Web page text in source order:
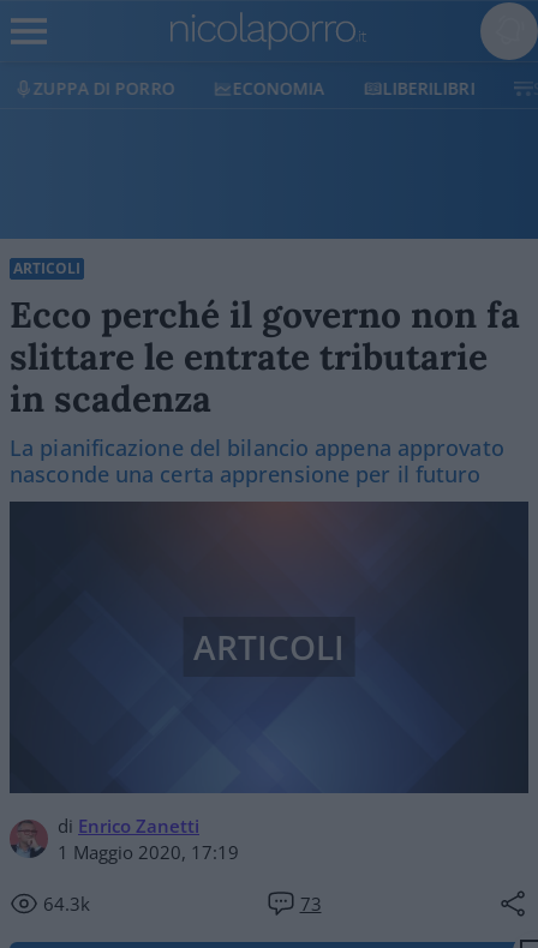
ECONOMIA LIBERILIBRI SHOP SOSTIENICI
ARTICOLI
Ecco perché il governo non fa
slittare le entrate tributarie
in scadenza
La pianificazione del bilancio appena approvato
nasconde una certa apprensione per il futuro
di Enrico Zanetti
1 Maggio 2020, 17:19
64.3k 73
ARTICOLI